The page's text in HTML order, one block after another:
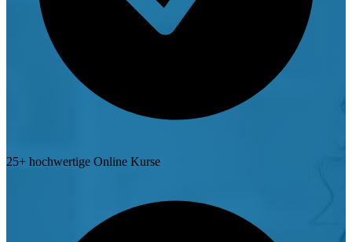
25+ hochwertige Online Kurse